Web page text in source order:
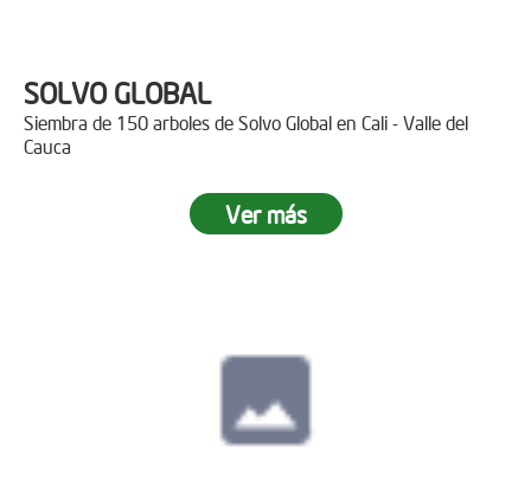
SOLVO GLOBAL
Siembra de 150 arboles de Solvo Global en Cali - Valle del
Cauca
Ver más